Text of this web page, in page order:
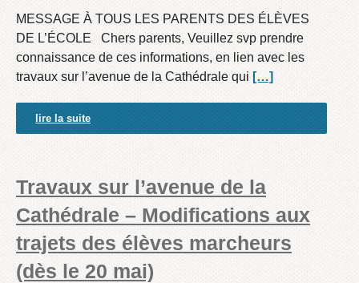
MESSAGE À TOUS LES PARENTS DES ÉLÈVES
DE L’ÉCOLE Chers parents, Veuillez svp prendre
connaissance de ces informations, en lien avec les
travaux sur l’avenue de la Cathédrale qui […]
lire la suite
Travaux sur l’avenue de la
Cathédrale – Modifications aux
trajets des élèves marcheurs
(dès le 20 mai)